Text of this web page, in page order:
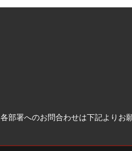
各部署へのお問合わせは下記よりお